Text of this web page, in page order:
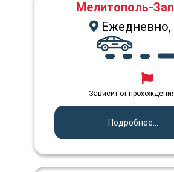
Мелитополь-
Ежедневно,
Зависит от
Подробнее...